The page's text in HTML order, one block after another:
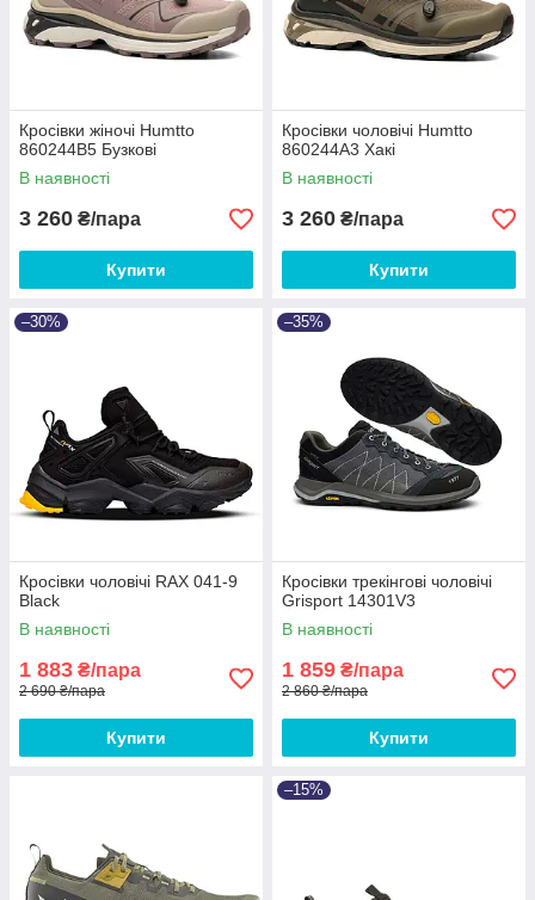
Кросівки жіночі Humtto
860244B5 Бузкові
В наявності
3 260 ₴/пара
Купити
Кросівки чоловічі Humtto
860244A3 Хакі
В наявності
3 260 ₴/пара
Купити
–30%
Кросівки чоловічі RAX 041-9
Black
В наявності
1 883 ₴/пара
2 690 ₴/пара
Купити
–35%
Кросівки трекінгові чоловічі
Grisport 14301V3
В наявності
1 859 ₴/пара
2 860 ₴/пара
Купити
–15%